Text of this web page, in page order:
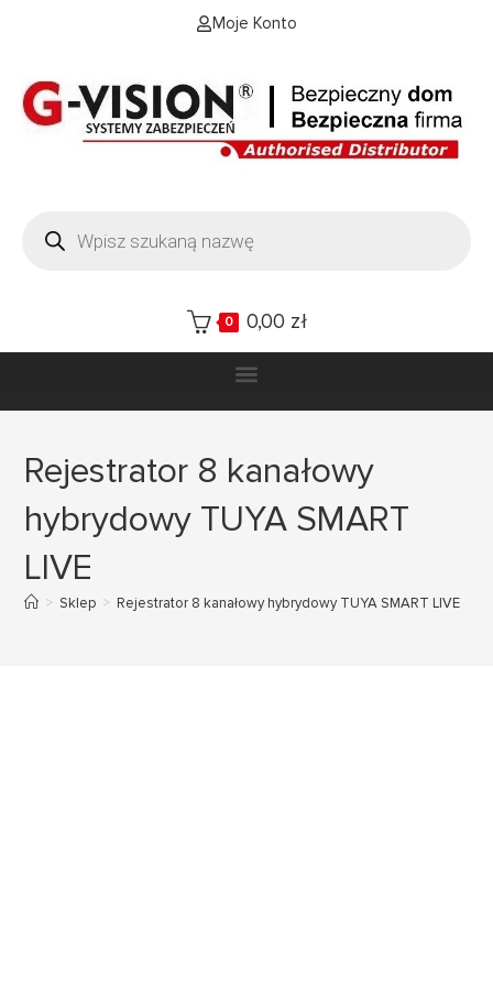
Moje Konto
0 0,00 zł
Rejestrator 8 kanałowy
hybrydowy TUYA SMART
LIVE
> Sklep > Rejestrator 8 kanałowy hybrydowy TUYA SMART LIVE